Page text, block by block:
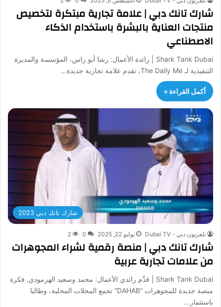
شارك تانك دبي | علامة تجارية مبتكرة لتخصيص
منتجات العناية بالبشرة باستخدام الذكاء
الاصطناعي
Shark Tank Dubai | رائدة الأعمال: رشا أبو راس، المؤسسة والمديرة
التنفيذية لـ The Daily Me، تقدم علامة تجارية جديدة…
أكمل القراءة »
شارك تانك دبي 2023
تلفزيون دبي - Dubai TV يوليو 22, 2025 0
2
شارك تانك دبي | منصة رقمية لشراء المجوهرات
من علامات تجارية عربية
Shark Tank Dubai | قدَّم رائدي الأعمال: محمد وسعيد الهرمودي, فكرة
منصة جديدة للمجوهرات “DAHAB” تجمع المحلات المحلية، وطالبا
باستثمار…